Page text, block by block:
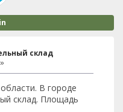
склад
В городе
склад. Площадь